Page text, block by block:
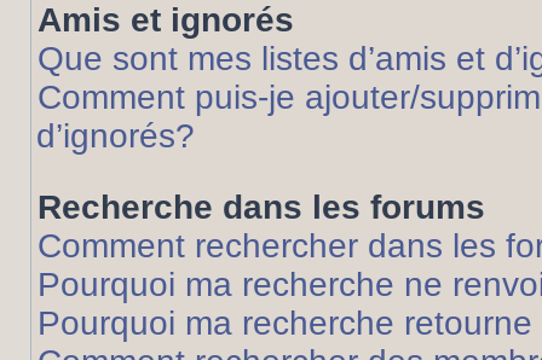
Amis et ignorés
Que sont mes listes d’amis et
Comment puis-je ajouter/
d’ignorés?
Recherche dans les forums
Comment rechercher dans les
Pourquoi ma recherche ne
Pourquoi ma recherche